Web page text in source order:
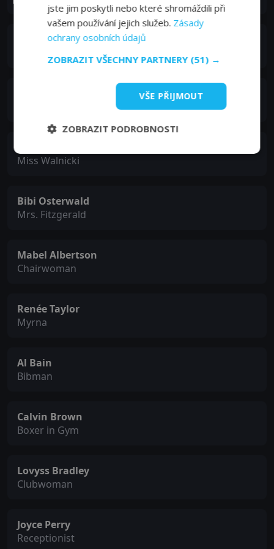
Zohra Lampert
Miss Walnicki
Bibi Osterwald
Mrs. Fitzgerald
Mabel Albertson
Chairwoman
Renée Taylor
Myrna
Al Bain
Bibman
Calvin Brown
Boxer in Gym
Lovyss Bradley
Clubwoman
Joyce Perry
Receptionist
jste jim poskytli nebo které shromáždili při
vašem používání jejich služeb. Zásady
ochrany osobních údajů
ZOBRAZIT VŠECHNY PARTNERY (51) →
VŠE PŘIJMOUT
ZOBRAZIT PODROBNOSTI